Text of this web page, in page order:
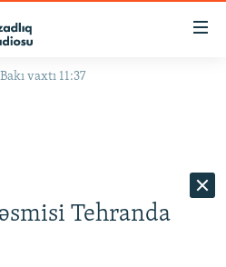
vaxtı 11:37
Tehranda